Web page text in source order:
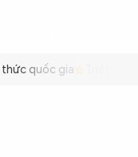
quốc gia Triệt để tiết